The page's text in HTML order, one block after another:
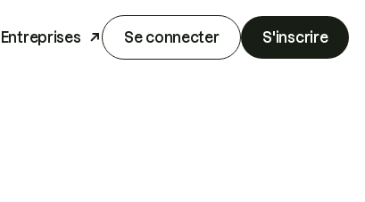
Entreprises Se connecter S'inscrire